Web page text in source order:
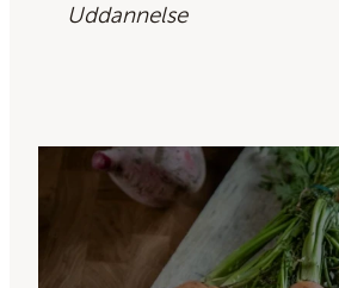
Uddannelse